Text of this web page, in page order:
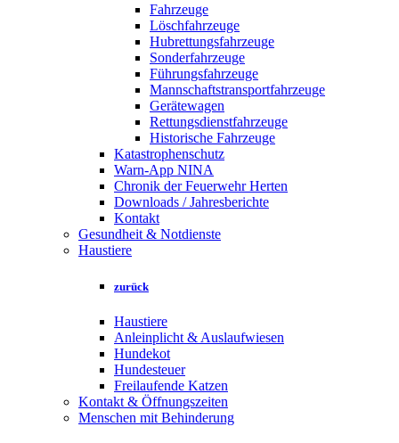
Fahrzeuge
Löschfahrzeuge
Hubrettungsfahrzeuge
Sonderfahrzeuge
Führungsfahrzeuge
Mannschaftstransportfahrzeuge
Gerätewagen
Rettungsdienstfahrzeuge
Historische Fahrzeuge
Katastrophenschutz
Warn-App NINA
Chronik der Feuerwehr Herten
Downloads / Jahresberichte
Kontakt
Gesundheit & Notdienste
Haustiere
zurück
Haustiere
Anleinplicht & Auslaufwiesen
Hundekot
Hundesteuer
Freilaufende Katzen
Kontakt & Öffnungszeiten
Menschen mit Behinderung